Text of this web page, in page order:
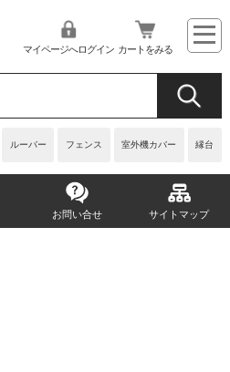
ルーバー フェンス 室外機カバー 縁台
マイページへログイン カートをみる
お問い合せ サイトマップ